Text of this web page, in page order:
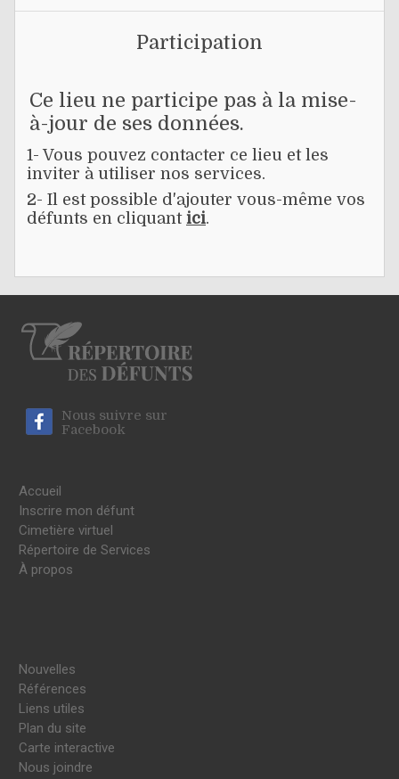
Participation
Ce lieu ne participe pas à la mise-
à-jour de ses données.
1- Vous pouvez contacter ce lieu et les
inviter à utiliser nos services.
2- Il est possible d'ajouter vous-même vos
défunts en cliquant ici.
Nous suivre sur
Facebook
Accueil
Inscrire mon défunt
Cimetière virtuel
Répertoire de Services
À propos
Nouvelles
Références
Liens utiles
Plan du site
Carte interactive
Nous joindre